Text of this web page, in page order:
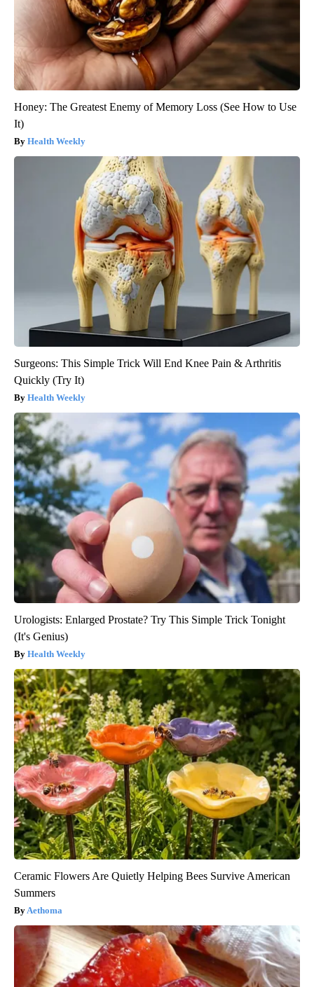
Honey: The Greatest Enemy of Memory Loss (See How to Use
It)
Health Weekly
Surgeons: This Simple Trick Will End Knee Pain & Arthritis
Quickly (Try It)
Health Weekly
Urologists: Enlarged Prostate? Try This Simple Trick Tonight
(It's Genius)
Health Weekly
Ceramic Flowers Are Quietly Helping Bees Survive American
Summers
Aethoma